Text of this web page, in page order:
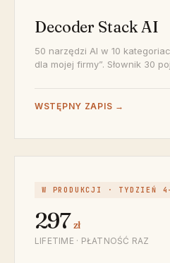
Decoder Stack AI
50 narzędzi AI w 10
dla mojej firmy”. Słownik 30
WSTĘPNY ZAPIS →
W PRODUKCJI · TYDZIEŃ
297 zł
LIFETIME · PŁATNOŚĆ RAZ